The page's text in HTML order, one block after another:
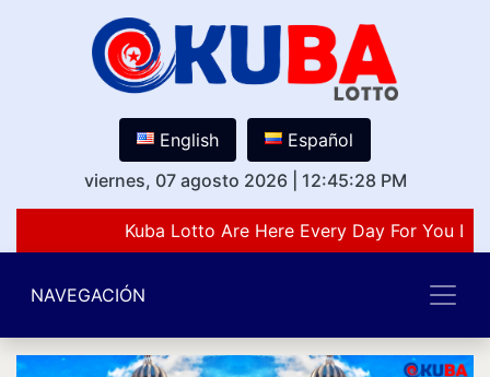
English
Español
viernes, 07 agosto 2026
12:45:28 PM
Kuba Lotto Are Here Every Day For You
NAVEGACIÓN